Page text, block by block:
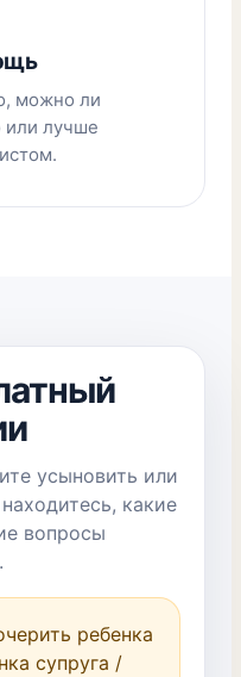
можно ли
или лучше
усыновить или
какие
вопросы
ребенка
супруга /